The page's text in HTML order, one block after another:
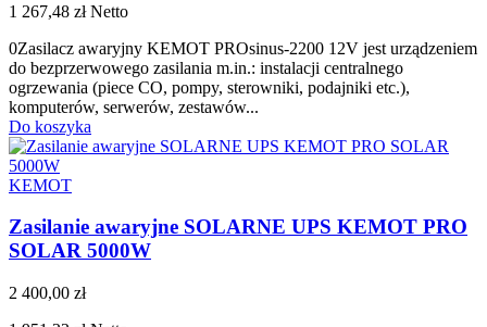
1 267,48 złNetto
0Zasilacz awaryjny KEMOT PROsinus-2200 12V jest urządzeniem
do bezprzerwowego zasilania m.in.: instalacji centralnego
ogrzewania (piece CO, pompy, sterowniki, podajniki etc.),
komputerów, serwerów, zestawów...
Do koszyka
KEMOT
Zasilanie awaryjne SOLARNE UPS KEMOT PRO
SOLAR 5000W
2 400,00 zł